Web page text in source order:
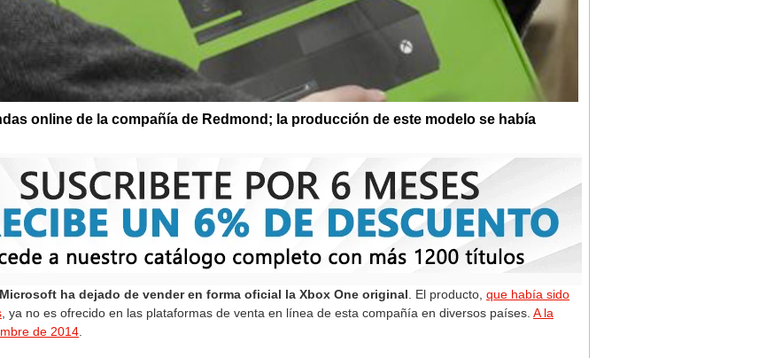
online de la compañía de Redmond; la producción de este modelo se había
Microsoft ha dejado de vender en forma oficial la Xbox One original . El producto, que había sido
, ya no es ofrecido en las plataformas de venta en línea de esta compañía en diversos países. A la
de 2014